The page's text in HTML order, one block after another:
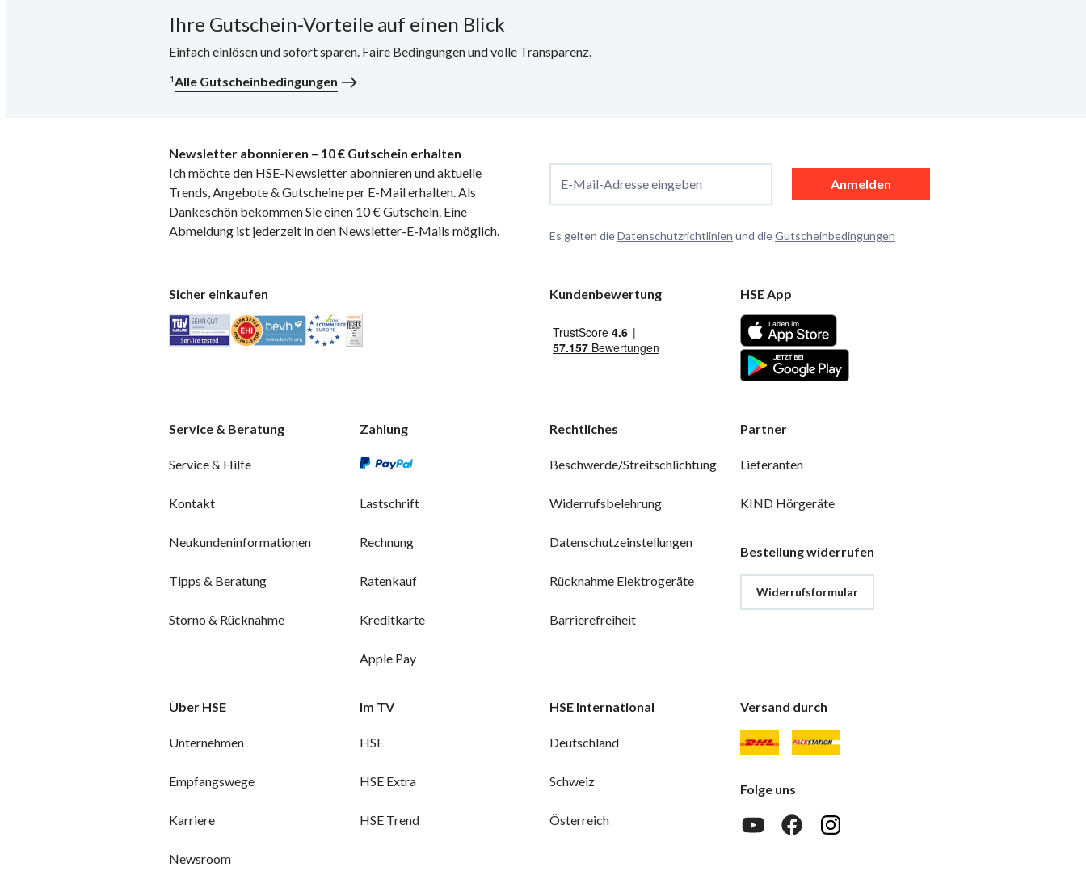
Ihre Gutschein-Vorteile auf einen Blick
Einfach einlösen und sofort sparen. Faire Bedingungen und volle Transparenz.
1Alle Gutscheinbedingungen
Newsletter abonnieren – 10 € Gutschein erhalten
Ich möchte den HSE-Newsletter abonnieren und aktuelle
Trends, Angebote & Gutscheine per E-Mail erhalten. Als
Dankeschön bekommen Sie einen 10 € Gutschein. Eine
Abmeldung ist jederzeit in den Newsletter-E-Mails möglich.
E-Mail-Adresse eingeben Anmelden
Es gelten dieDatenschutzrichtlinien und dieGutscheinbedingungen
Sicher einkaufen Kundenbewertung HSE App
Service & Beratung
Service & Hilfe
Kontakt
Neukundeninformationen
Tipps & Beratung
Storno & Rücknahme
Zahlung
Lastschrift
Rechnung
Ratenkauf
Kreditkarte
Apple Pay
Rechtliches
Beschwerde/Streitschlichtung
Widerrufsbelehrung
Datenschutzeinstellungen
Rücknahme Elektrogeräte
Barrierefreiheit
Partner
Lieferanten
KIND Hörgeräte
Bestellung widerrufen
Widerrufsformular
Über HSE
Unternehmen
Empfangswege
Karriere
Newsroom
Im TV
HSE
HSE Extra
HSE Trend
HSE International
Deutschland
Schweiz
Österreich
Versand durch
Folge uns